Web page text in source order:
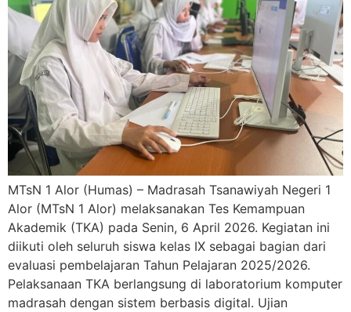
MTsN 1 Alor (Humas) – Madrasah Tsanawiyah Negeri 1
Alor (MTsN 1 Alor) melaksanakan Tes Kemampuan
Akademik (TKA) pada Senin, 6 April 2026. Kegiatan ini
diikuti oleh seluruh siswa kelas IX sebagai bagian dari
evaluasi pembelajaran Tahun Pelajaran 2025/2026.
Pelaksanaan TKA berlangsung di laboratorium komputer
madrasah dengan sistem berbasis digital. Ujian